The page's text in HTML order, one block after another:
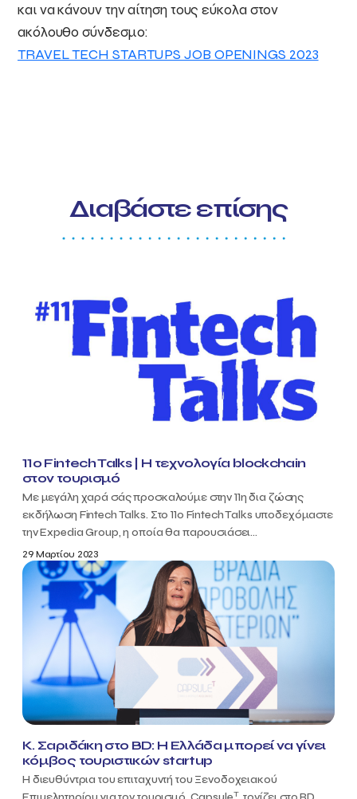
και να κάνουν την αίτηση τους εύκολα στον
ακόλουθο σύνδεσμο:
TRAVEL TECH STARTUPS JOB OPENINGS 2023
Διαβάστε επίσης
11ο Fintech Talks | Η τεχνολογία blockchain
στον τουρισμό
Με μεγάλη χαρά σάς προσκαλούμε στην 11η δια ζώσης
εκδήλωση Fintech Talks. Στο 11ο Fintech Talks υποδεχόμαστε
την Expedia Group, η οποία θα παρουσιάσει...
29 Μαρτίου 2023
Κ. Σαριδάκη στο BD: Η Ελλάδα μπορεί να γίνει
κόμβος τουριστικών startup
Η διευθύντρια του επιταχυντή του Ξενοδοχειακού
T